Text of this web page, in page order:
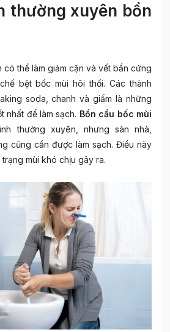
thường xuyên bồn
có thể làm giảm cặn và vết bẩn cứng
bệt bốc mùi hôi thối. Các thành
soda, chanh và giấm là những
nhất để làm sạch. Bồn cầu bốc mùi
thường xuyên, nhưng sàn nhà,
cũng cần được làm sạch. Điều này
mùi khó chịu gây ra.